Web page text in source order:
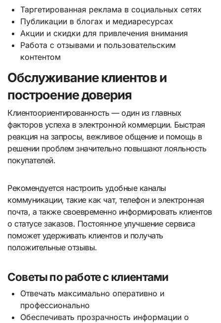
Таргетированная реклама в социальных сетях
Публикации в блогах и медиаресурсах
Акции и скидки для привлечения внимания
Работа с отзывами и пользовательским
контентом
Обслуживание клиентов и
построение доверия
Клиентоориентированность — один из главных
факторов успеха в электронной коммерции. Быстрая
реакция на запросы, вежливое общение и помощь в
решении проблем значительно повышают лояльность
покупателей.
Рекомендуется настроить удобные каналы
коммуникации, такие как чат, телефон и электронная
почта, а также своевременно информировать клиентов
о статусе заказов. Постоянное улучшение сервиса
поможет удерживать клиентов и получать
положительные отзывы.
Советы по работе с клиентами
Отвечать максимально оперативно и
профессионально
Обеспечивать прозрачность информации о